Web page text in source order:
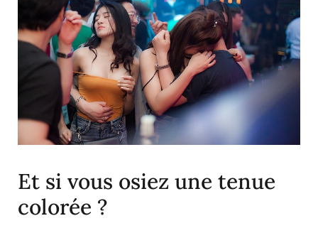
Et si vous osiez une tenue
colorée ?